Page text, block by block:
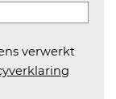
verwerkt